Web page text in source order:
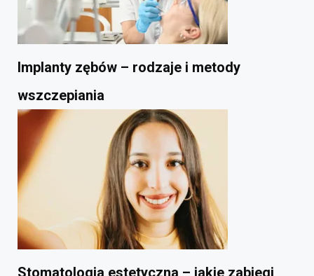
Implanty zębów – rodzaje i metody
wszczepiania